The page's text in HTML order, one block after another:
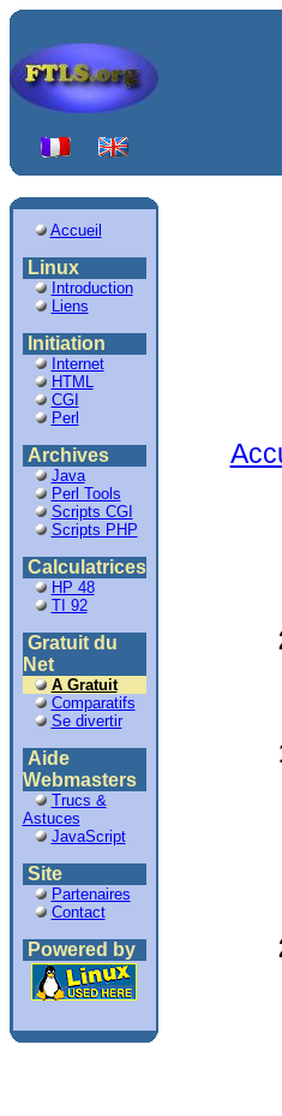
Accueil
Linux
Introduction
Liens
Initiation
Internet
HTML
CGI
Perl
Archives
Java
Perl Tools
Scripts CGI
Scripts PHP
Calculatrices
HP 48
TI 92
Gratuit du
Net
A Gratuit
Comparatifs
Se divertir
Aide
Webmasters
Trucs &
Astuces
JavaScript
Site
Partenaires
Contact
Powered by